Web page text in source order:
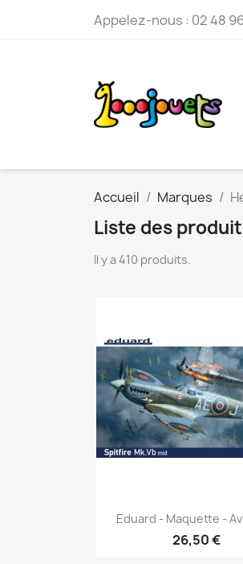
Appelez-nous : 02 48
Accueil Marques
Liste des
Il y a 410 produits.
Aperçu
Eduard - Maquette -
26,50 €